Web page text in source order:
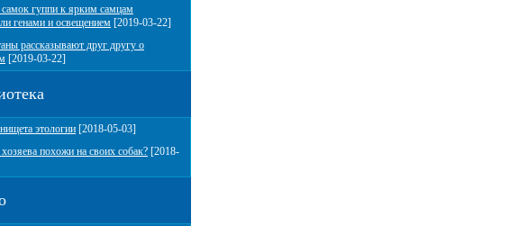
гуппи к ярким самцам
генами и освещением [2019-03-22]
рассказывают друг другу о
[2019-03-22]
этологии [2018-05-03]
похожи на своих собак? [2018-